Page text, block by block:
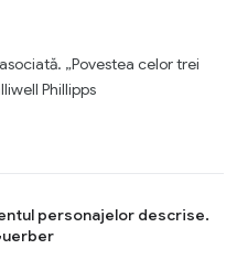
„Povestea celor trei
Phillipps
personajelor descrise.